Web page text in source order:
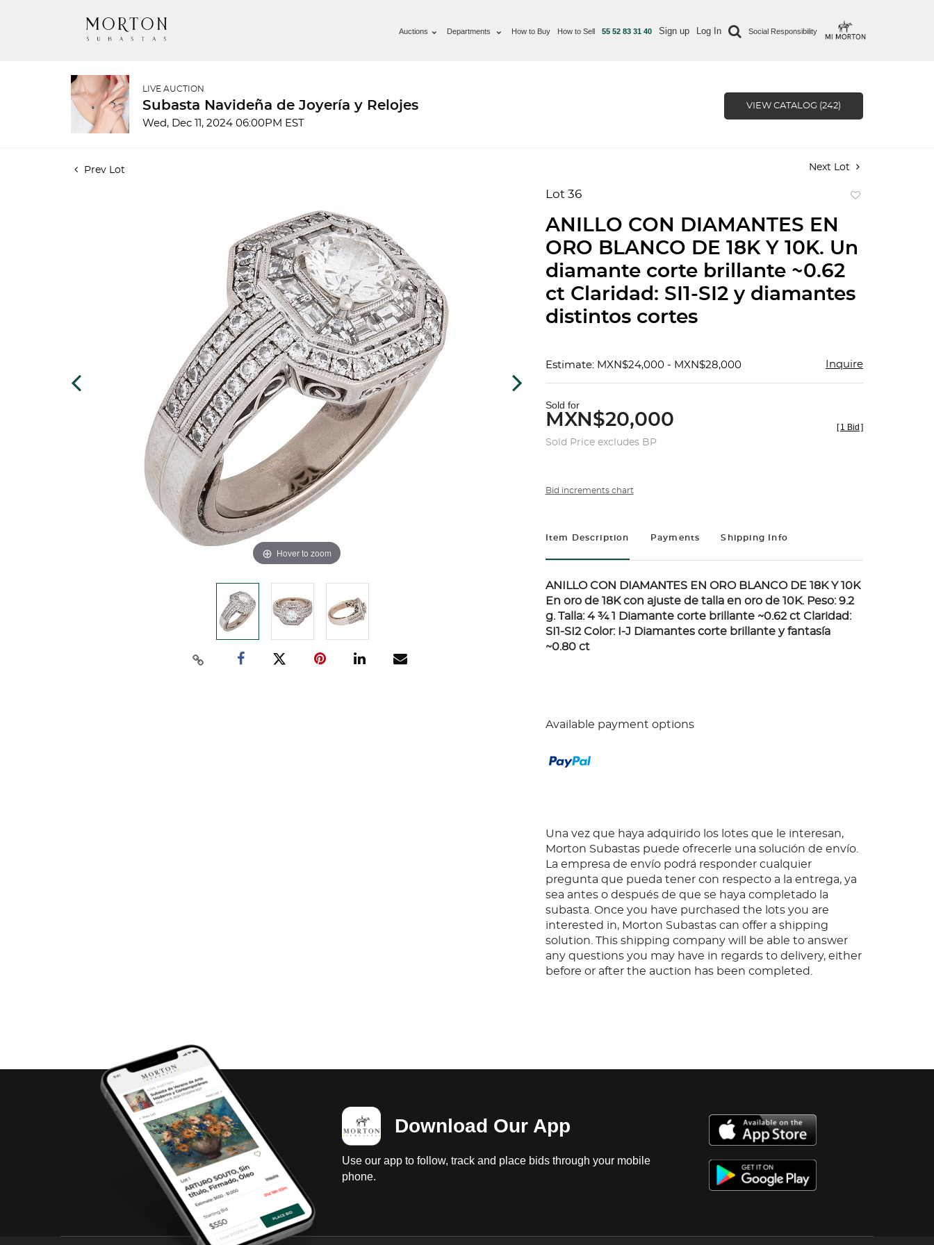
Auctions Departments How to Buy How to Sell 55 52 83 31 40 Sign up Log In Social Responsibility
LIVE AUCTION
Subasta Navideña de Joyería y Relojes
Wed, Dec 11, 2024 06:00PM EST
VIEW CATALOG (242)
Prev Lot Next Lot
Hover to zoom
Lot 36
ANILLO CON DIAMANTES EN
ORO BLANCO DE 18K Y 10K. Un
diamante corte brillante ~0.62
ct Claridad: SI1-SI2 y diamantes
distintos cortes
Estimate: MXN$24,000 - MXN$28,000 Inquire
Sold for
MXN$20,000
Sold Price excludes BP
[ 1 Bid ]
Bid increments chart
Item Description Payments Shipping Info
ANILLO CON DIAMANTES EN ORO BLANCO DE 18K Y 10K
En oro de 18K con ajuste de talla en oro de 10K. Peso: 9.2
g. Talla: 4 ¾ 1 Diamante corte brillante ~0.62 ct Claridad:
SI1-SI2 Color: I-J Diamantes corte brillante y fantasía
~0.80 ct
Available payment options
Una vez que haya adquirido los lotes que le interesan,
Morton Subastas puede ofrecerle una solución de envío.
La empresa de envío podrá responder cualquier
pregunta que pueda tener con respecto a la entrega, ya
sea antes o después de que se haya completado la
subasta. Once you have purchased the lots you are
interested in, Morton Subastas can offer a shipping
solution. This shipping company will be able to answer
any questions you may have in regards to delivery, either
before or after the auction has been completed.
Download Our App
Use our app to follow, track and place bids through your mobile
phone.